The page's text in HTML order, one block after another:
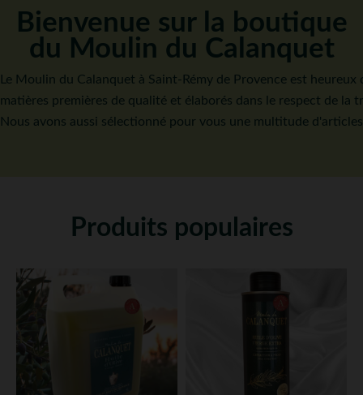
différentes huiles pressées de l'année.
Bienvenue sur la boutique
du Moulin du Calanquet
Le Moulin du Calanquet à Saint-Rémy de Provence est
matières premières de qualité et élaborés dans le respect de
Nous avons aussi sélectionné pour vous une multitude
Produits populaires